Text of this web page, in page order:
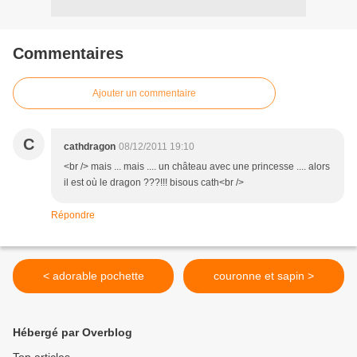
Commentaires
Ajouter un commentaire
C cathdragon 08/12/2011 19:10
<br /> mais ... mais .... un château avec une princesse .... alors
il est où le dragon ???!!! bisous cath<br />
Répondre
< adorable pochette couronne et sapin >
Hébergé par Overblog